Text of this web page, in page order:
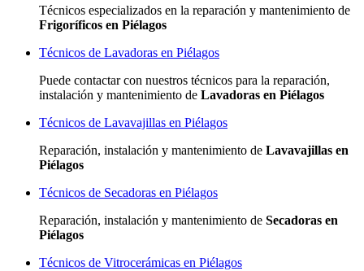
Técnicos especializados en la reparación y mantenimiento de
Frigoríficos en Piélagos
Técnicos de Lavadoras en Piélagos
Puede contactar con nuestros técnicos para la reparación,
instalación y mantenimiento de Lavadoras en Piélagos
Técnicos de Lavavajillas en Piélagos
Reparación, instalación y mantenimiento de Lavavajillas en
Piélagos
Técnicos de Secadoras en Piélagos
Reparación, instalación y mantenimiento de Secadoras en
Piélagos
Técnicos de Vitrocerámicas en Piélagos